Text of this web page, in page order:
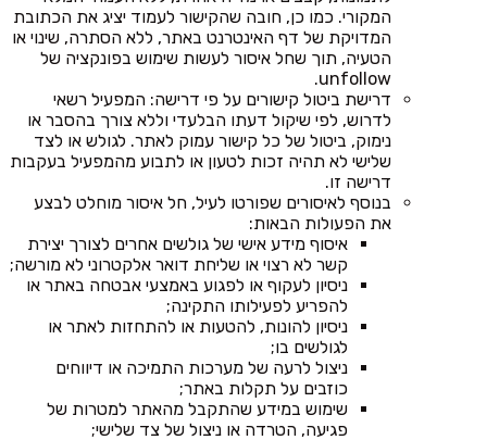
המקורי. כמו כן, חובה שהקישור לעמוד יציג את הכתובת
המדויקת של דף האינטרנט באתר, ללא הסתרה, שינוי או
הטעיה, תוך שחל איסור לעשות שימוש בפונקציה של
unfollow.
דרישת ביטול קישורים על פי דרישה: המפעיל רשאי
לדרוש, לפי שיקול דעתו הבלעדי וללא צורך בהסבר או
נימוק, ביטול של כל קישור עמוק לאתר. לגולש או לצד
שלישי לא תהיה זכות לטעון או לתבוע מהמפעיל בעקבות
דרישה זו.
בנוסף לאיסורים שפורטו לעיל, חל איסור מוחלט לבצע
את הפעולות הבאות:
איסוף מידע אישי של גולשים אחרים לצורך יצירת
קשר לא רצוי או שליחת דואר אלקטרוני לא מורשה;
ניסיון לעקוף או לפגוע באמצעי אבטחה באתר או
להפריע לפעילותו התקינה;
ניסיון להונות, להטעות או להתחזות לאתר או
לגולשים בו;
ניצול לרעה של מערכות התמיכה או דיווחים
כוזבים על תקלות באתר;
שימוש במידע שהתקבל מהאתר למטרות של
פגיעה, הטרדה או ניצול של צד שלישי;